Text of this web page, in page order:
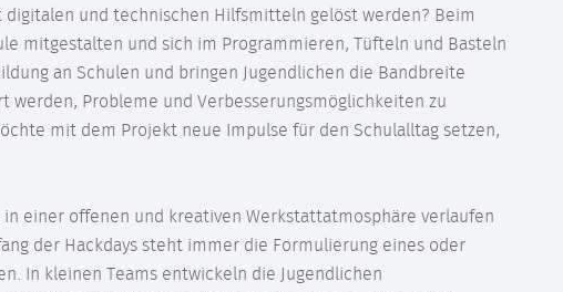
digitalen und technischen Hilfsmitteln gelöst werden? Beim
mitgestalten und sich im Programmieren, Tüfteln und Basteln
an Schulen und bringen Jugendlichen die Bandbreite
werden, Probleme und Verbesserungsmöglichkeiten zu
mit dem Projekt neue Impulse für den Schulalltag setzen,
einer offenen und kreativen Werkstattatmosphäre verlaufen
der Hackdays steht immer die Formulierung eines oder
In kleinen Teams entwickeln die Jugendlichen